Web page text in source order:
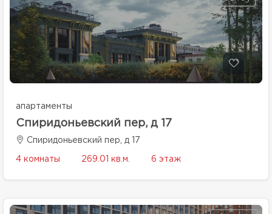
апартаменты
Спиридоньевский пер, д 17
Спиридоньевский пер, д 17
4 комнаты 269.01 кв.м. 6 этаж